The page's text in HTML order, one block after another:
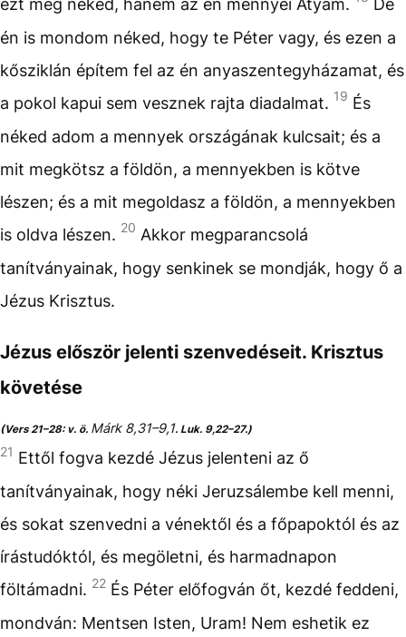
én is mondom néked, hogy te Péter vagy, és ezen a
kősziklán építem fel az én anyaszentegyházamat, és
a pokol kapui sem vesznek rajta diadalmat. 19 És
néked adom a mennyek országának kulcsait; és a
mit megkötsz a földön, a mennyekben is kötve
lészen; és a mit megoldasz a földön, a mennyekben
is oldva lészen. 20 Akkor megparancsolá
tanítványainak, hogy senkinek se mondják, hogy ő a
Jézus Krisztus.
Jézus először jelenti szenvedéseit. Krisztus
követése
(Vers 21–28: v. ö. Márk 8,31–9,1. Luk. 9,22–27.)
21 Ettől fogva kezdé Jézus jelenteni az ő
tanítványainak, hogy néki Jeruzsálembe kell menni,
és sokat szenvedni a vénektől és a főpapoktól és az
írástudóktól, és megöletni, és harmadnapon
föltámadni. 22 És Péter előfogván őt, kezdé feddeni,
mondván: Mentsen Isten, Uram! Nem eshetik ez